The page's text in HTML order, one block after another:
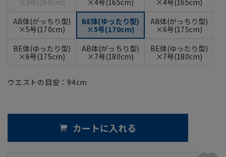
AB体(がっちり型)
×5号(170cm)
BE体(ゆったり型)
×5号(170cm)
AB体(がっちり型)
×6号(175cm)
BE体(ゆったり型)
×6号(175cm)
AB体(がっちり型)
×7号(180cm)
BE体(ゆったり型)
×7号(180cm)
ウエストの目安： 94cm
カートに入れる